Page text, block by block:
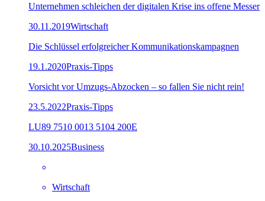
Unternehmen schleichen der digitalen Krise ins offene Messer
30.11.2019Wirtschaft
Die Schlüssel erfolgreicher Kommunikationskampagnen
19.1.2020Praxis-Tipps
Vorsicht vor Umzugs-Abzocken – so fallen Sie nicht rein!
23.5.2022Praxis-Tipps
LU89 7510 0013 5104 200E
30.10.2025Business
Wirtschaft